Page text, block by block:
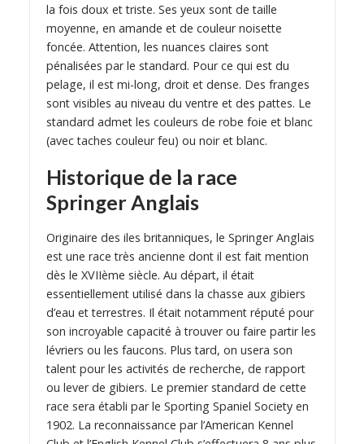
la fois doux et triste. Ses yeux sont de taille
moyenne, en amande et de couleur noisette
foncée. Attention, les nuances claires sont
pénalisées par le standard. Pour ce qui est du
pelage, il est mi-long, droit et dense. Des franges
sont visibles au niveau du ventre et des pattes. Le
standard admet les couleurs de robe foie et blanc
(avec taches couleur feu) ou noir et blanc.
Historique de la race
Springer Anglais
Originaire des iles britanniques, le Springer Anglais
est une race très ancienne dont il est fait mention
dès le XVIIème siècle. Au départ, il était
essentiellement utilisé dans la chasse aux gibiers
d’eau et terrestres. Il était notamment réputé pour
son incroyable capacité à trouver ou faire partir les
lévriers ou les faucons. Plus tard, on usera son
talent pour les activités de recherche, de rapport
ou lever de gibiers. Le premier standard de cette
race sera établi par le Sporting Spaniel Society en
1902. La reconnaissance par l’American Kennel